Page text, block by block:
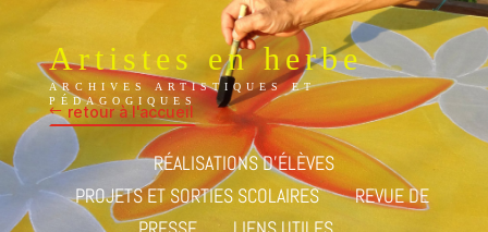
Artistes en herbe
ARCHIVES ARTISTIQUES ET
PÉDAGOGIQUES
retour à l'accueil
RÉALISATIONS D’ÉLÈVES
PROJETS ET SORTIES SCOLAIRES
REVUE DE